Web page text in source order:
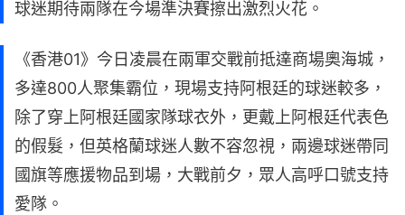
球迷期待兩隊在今場準決賽擦出激烈火花。
《香港01》今日凌晨在兩軍交戰前抵達商場奧海城，
多達800人聚集霸位，現場支持阿根廷的球迷較多，
除了穿上阿根廷國家隊球衣外，更戴上阿根廷代表色
的假髮，但英格蘭球迷人數不容忽視，兩邊球迷帶同
國旗等應援物品到場，大戰前夕，眾人高呼口號支持
愛隊。